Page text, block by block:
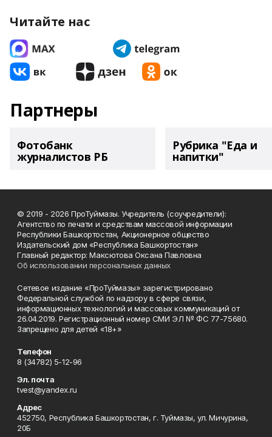
Читайте нас
Партнеры
Фотобанк
журналистов РБ
Рубрика "Еда и
напитки"
© 2019 - 2026 ПроТуймазы. Учредитель (соучредители):
Агентство по печати и средствам массовой информации
Республики Башкортостан, Акционерное общество
Издательский дом «Республика Башкортостан»
Главный редактор: Максютова Оксана Павловна
Об использовании персональных данных
Сетевое издание «ПроТуймазы» зарегистрировано
Федеральной службой по надзору в сфере связи,
информационных технологий и массовых коммуникаций от
26.04.2019. Регистрационный номер СМИ ЭЛ № ФС 77-75680.
Запрещено для детей «18+»
Телефон
8 (34782) 5-12-96
Эл. почта
tvest@yandex.ru
Адрес
452750, Республика Башкортостан, г. Туймазы, ул. Мичурина,
20Б